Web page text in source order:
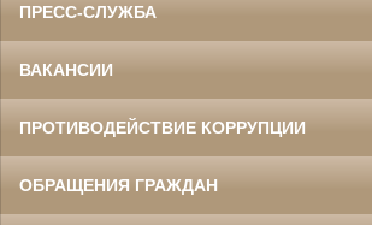
ПРЕСС-СЛУЖБА
ВАКАНСИИ
ПРОТИВОДЕЙСТВИЕ КОРРУПЦИИ
ОБРАЩЕНИЯ ГРАЖДАН